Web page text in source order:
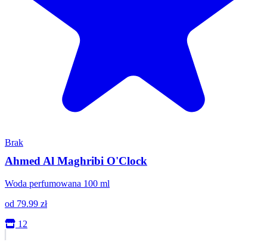
Brak
Ahmed Al Maghribi O'Clock
Woda perfumowana 100 ml
od 79.99 zł
12